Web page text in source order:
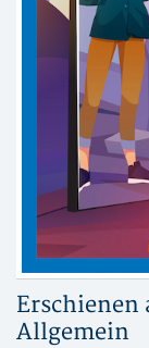
Erschienen
Allgemein